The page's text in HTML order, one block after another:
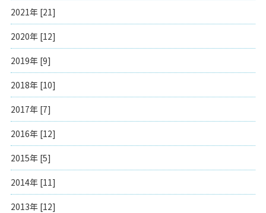
2021年 [21]
2020年 [12]
2019年 [9]
2018年 [10]
2017年 [7]
2016年 [12]
2015年 [5]
2014年 [11]
2013年 [12]